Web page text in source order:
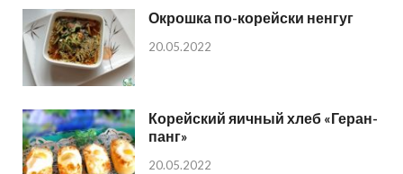
Окрошка по-корейски ненгуг
20.05.2022
Корейский яичный хлеб «Геран-
панг»
20.05.2022